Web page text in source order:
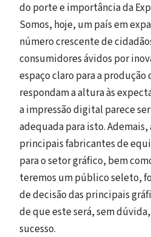
do porte e importância da
Somos, hoje, um país em
número crescente de
consumidores ávidos por
espaço claro para a
respondam a altura às
a impressão digital parece
adequada para isto. Ademais,
principais fabricantes de
para o setor gráfico, bem
teremos um público seleto,
de decisão das principais
de que este será, sem
sucesso.